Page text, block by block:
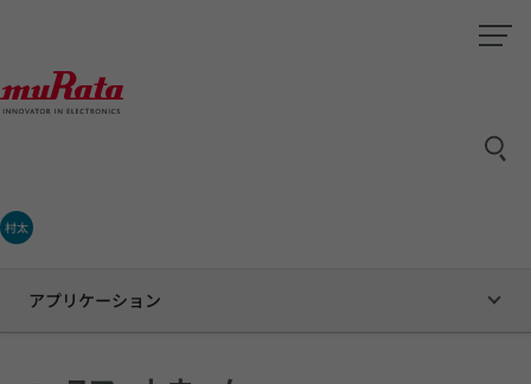
村太
アプリケーション